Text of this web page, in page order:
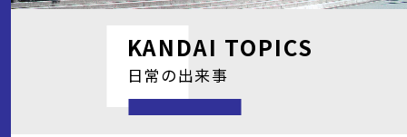
KANDAI TOPICS
日常の出来事